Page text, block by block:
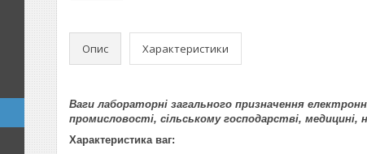
Опис Характеристики
Ваги лабораторні загального призначення
промисловості, сільському господарстві, медицині,
Характеристика ваг: